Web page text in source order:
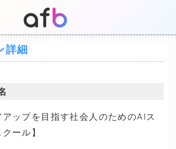
詳細
ップを目指す社会人のためのAIス
ール】